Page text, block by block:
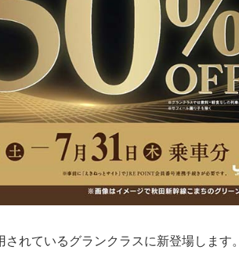
れているグランクラスに新登場します。